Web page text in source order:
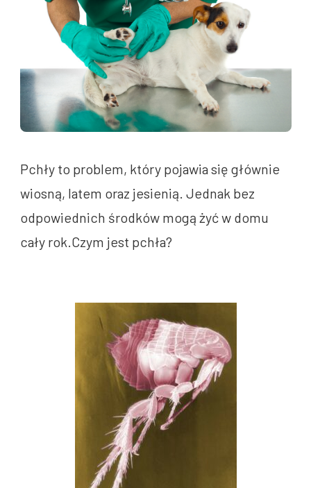
Pchły to problem, który pojawia się głównie
wiosną, latem oraz jesienią. Jednak bez
odpowiednich środków mogą żyć w domu
cały rok.Czym jest pchła?